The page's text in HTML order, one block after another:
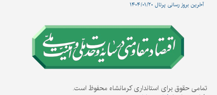
آخرین بروز رسانی پرتال ۱۴۰۴/۰۱/۲۰
تمامی حقوق برای استانداری کرمانشاه محفوظ است.